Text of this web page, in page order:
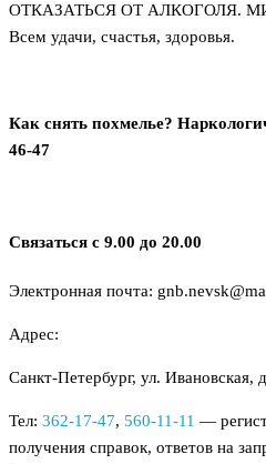
ОТКАЗАТЬСЯ ОТ АЛКОГОЛЯ.
Всем удачи, счастья, здоровья.
Как снять похмелье?
46-47
Связаться с 9.00 до 20.00
Электронная почта:
Адрес:
Санкт-Петербург, ул. Ивановская,
Тел: 362-17-47, 560-11-11 —
получения справок, ответов на